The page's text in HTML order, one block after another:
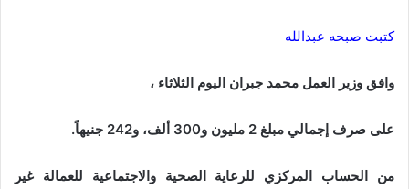
كتبت صبحه عبدالله
وافق وزير العمل محمد جبران اليوم الثلاثاء ،
على صرف إجمالي مبلغ 2 مليون و300 ألف، و242 جنيهاً.
من الحساب المركزي للرعاية الصحية والاجتماعية للعمالة غير